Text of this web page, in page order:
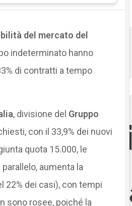
del mercato del
indeterminato hanno
di contratti a tempo
, divisione del Gruppo
con il 33,9% dei nuovi
quota 15.000, le
aumenta la
dei casi), con tempi
sono rosee, poiché la